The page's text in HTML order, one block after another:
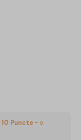
10 Puncte - o